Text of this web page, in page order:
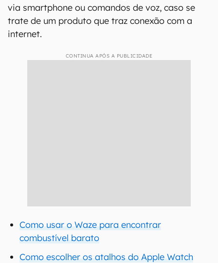
via smartphone ou comandos de voz, caso se
trate de um produto que traz conexão com a
internet.
CONTINUA APÓS A PUBLICIDADE
Como usar o Waze para encontrar
combustível barato
Como escolher os atalhos do Apple Watch